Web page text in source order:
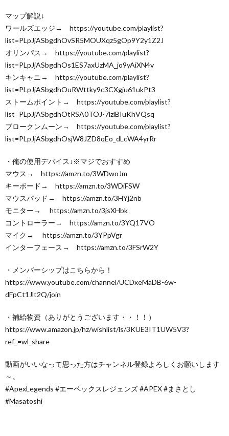
マップ解説↓
ワールズエッジ→ https://youtube.com/playlist?
list=PLpJjASbgdhOvSR5MOUXqz5gOp9Y2y1Z2J
オリンパス→ https://youtube.com/playlist?
list=PLpJjASbgdhOs1ES7axUzMA_jo9yAiXN4v
キンキャニ→ https://youtube.com/playlist?
list=PLpJjASbgdhOuRWttky9c3CXgju61ukPt3
ストームポイント→ https://youtube.com/playlist?
list=PLpJjASbgdhOtRSA0TOJ-7lzlBIuKhVQsq
ブロークンムーン→ https://youtube.com/playlist?
list=PLpJjASbgdhOsjW8JZD8qEo_dLcWA4yrRr
・俺の使用デバイス↓※マジでおすすめ
マウス→ https://amzn.to/3WDwoJm
キーボード→ https://amzn.to/3WDiFSW
マウスパッド→ https://amzn.to/3HYj2nb
モニター→ https://amzn.to/3jsXHbk
コントローラー→ https://amzn.to/3YQ17VO
マイク→ https://amzn.to/3YPpVgr
インターフェース→ https://amzn.to/3FSrW2Y
・メンバーシップはこちらから！
https://www.youtube.com/channel/UCDxeMaDB-6w-
dFpCt1Jlt2Q/join
・補給物資（ありがとうございます・・！！）
https://www.amazon.jp/hz/wishlist/ls/3KUE3IT1UW5V3?
ref_=wl_share
動画がいいなって思った方はチャンネル登録よろしくお願いします
～。
#ApexLegends #エーペックスレジェンズ #APEX #まさとし
#Masatoshi